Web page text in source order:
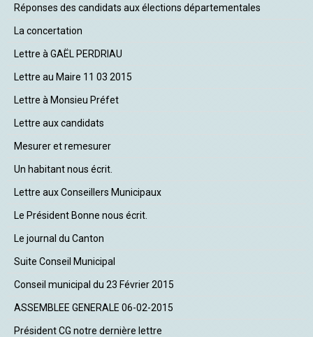
Réponses des candidats aux élections départementales
La concertation
Lettre à GAËL PERDRIAU
Lettre au Maire 11 03 2015
Lettre à Monsieu Préfet
Lettre aux candidats
Mesurer et remesurer
Un habitant nous écrit.
Lettre aux Conseillers Municipaux
Le Président Bonne nous écrit.
Le journal du Canton
Suite Conseil Municipal
Conseil municipal du 23 Février 2015
ASSEMBLEE GENERALE 06-02-2015
Président CG notre dernière lettre